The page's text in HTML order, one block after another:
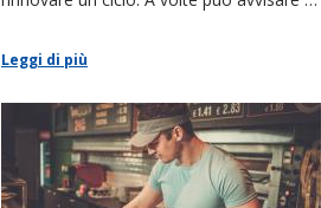
Leggi di più